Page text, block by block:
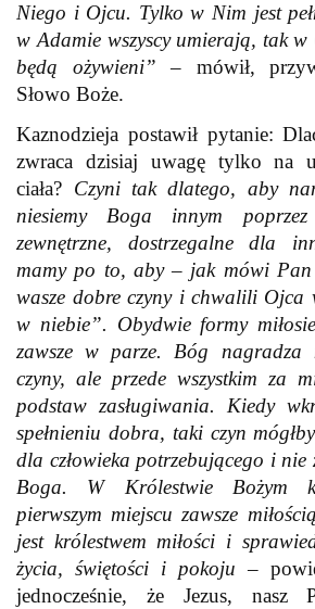
Niego i Ojcu. Tylko w Nim jest
w Adamie wszyscy umierają, tak w
będą ożywieni” – mówił,
Słowo Boże.
Kaznodzieja postawił pytanie:
zwraca dzisiaj uwagę tylko na
ciała? Czyni tak dlatego, aby
niesiemy Boga innym poprzez
zewnętrzne, dostrzegalne dla
mamy po to, aby – jak mówi
wasze dobre czyny i chwalili Ojca
w niebie”. Obydwie formy
zawsze w parze. Bóg
czyny, ale przede wszystkim za
podstaw zasługiwania. Kiedy
spełnieniu dobra, taki czyn
dla człowieka potrzebującego i
Boga. W Królestwie Bożym
pierwszym miejscu zawsze
jest królestwem miłości i
życia, świętości i pokoju –
jednocześnie, że Jezus,